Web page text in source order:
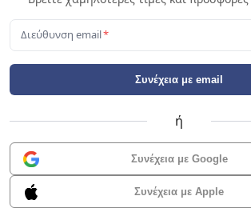
Διεύθυνση email*
Συνέχεια με email
ή
Συνέχεια με Google
Συνέχεια με Apple